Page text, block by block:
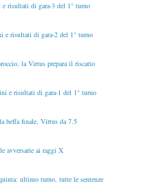
e risultati di gara-3 del 1° turno
e risultati di gara-2 del 1° turno
la Virtus prepara il riscatto
e risultati di gara-1 del 1° turno
beffa finale, Virtus da 7.5
avversarie ai raggi X
ultimo turno, tutte le sentenze